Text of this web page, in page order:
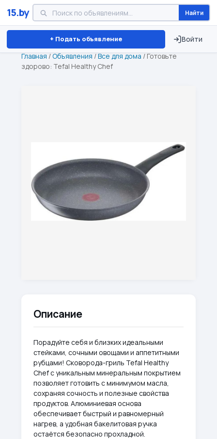
15.by Найти
+ Подать объявление Войти
Минск Витебск Брест ⏱ ТОЛЬКО 15 ДНЕЙ
Главная /Объявления /Все для дома / Готовьте
здорово: Tefal Healthy Chef
Описание
Порадуйте себя и близких идеальными
стейками, сочными овощами и аппетитными
рубцами! Сковорода-гриль Tefal Healthy
Chef с уникальным минеральным покрытием
позволяет готовить с минимумом масла,
сохраняя сочность и полезные свойства
продуктов. Алюминиевая основа
обеспечивает быстрый и равномерный
нагрев, а удобная бакелитовая ручка
остаётся безопасно прохладной.